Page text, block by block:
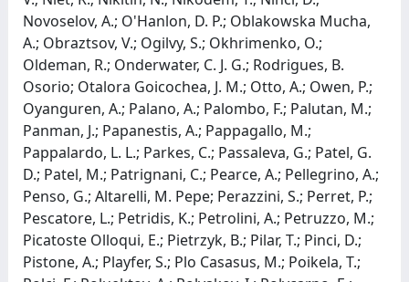
Novoselov, A.; O'Hanlon, D. P.; Oblakowska Mucha,
A.; Obraztsov, V.; Ogilvy, S.; Okhrimenko, O.;
Oldeman, R.; Onderwater, C. J. G.; Rodrigues, B.
Osorio; Otalora Goicochea, J. M.; Otto, A.; Owen, P.;
Oyanguren, A.; Palano, A.; Palombo, F.; Palutan, M.;
Panman, J.; Papanestis, A.; Pappagallo, M.;
Pappalardo, L. L.; Parkes, C.; Passaleva, G.; Patel, G.
D.; Patel, M.; Patrignani, C.; Pearce, A.; Pellegrino, A.;
Penso, G.; Altarelli, M. Pepe; Perazzini, S.; Perret, P.;
Pescatore, L.; Petridis, K.; Petrolini, A.; Petruzzo, M.;
Picatoste Olloqui, E.; Pietrzyk, B.; Pilar, T.; Pinci, D.;
Pistone, A.; Playfer, S.; Plo Casasus, M.; Poikela, T.;